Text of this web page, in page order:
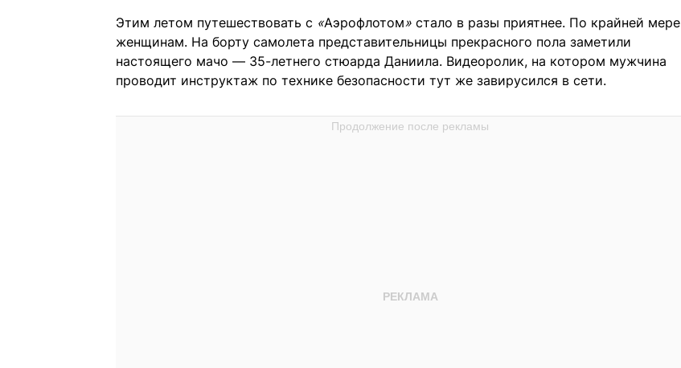
Этим летом путешествовать с «Аэрофлотом» стало в разы приятнее. По крайней мере
женщинам. На борту самолета представительницы прекрасного пола заметили
настоящего мачо — 35-летнего стюарда Даниила. Видеоролик, на котором мужчина
проводит инструктаж по технике безопасности тут же завирусился в сети.